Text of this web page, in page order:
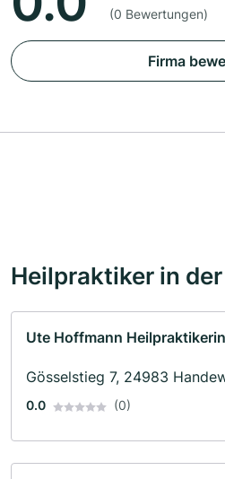
(0 Bewertungen)
Firma
Heilpraktiker in
Ute Hoffmann Heilpraktikerin
Gösselstieg 7, 24983
0.0 (0)